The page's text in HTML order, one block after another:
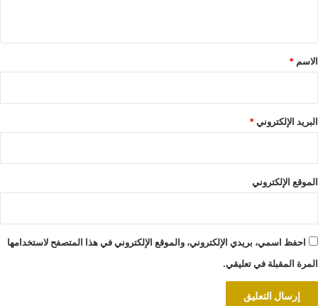
*
الاسم *
البريد الإلكتروني*
الموقع الإلكتروني
احفظ اسمي، بريدي الإلكتروني، والموقع الإلكتروني في هذا المتصفح لاستخدامها
المرة المقبلة في تعليقي.